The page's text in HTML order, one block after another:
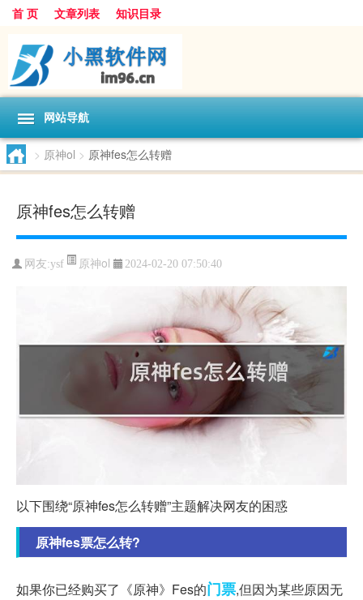
首 页 文章列表 知识目录
网站导航
> 原神ol > 原神fes怎么转赠
原神fes怎么转赠
网友:ysf 原神ol 2024-02-20 07:50:40
以下围绕“原神fes怎么转赠”主题解决网友的困惑
原神fes票怎么转?
如果你已经购买了《原神》Fes的门票,但因为某些原因无